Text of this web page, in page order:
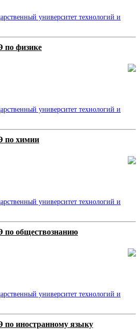
университет технологий и
по физике
университет технологий и
по химии
университет технологий и
по обществознанию
университет технологий и
по иностранному языку